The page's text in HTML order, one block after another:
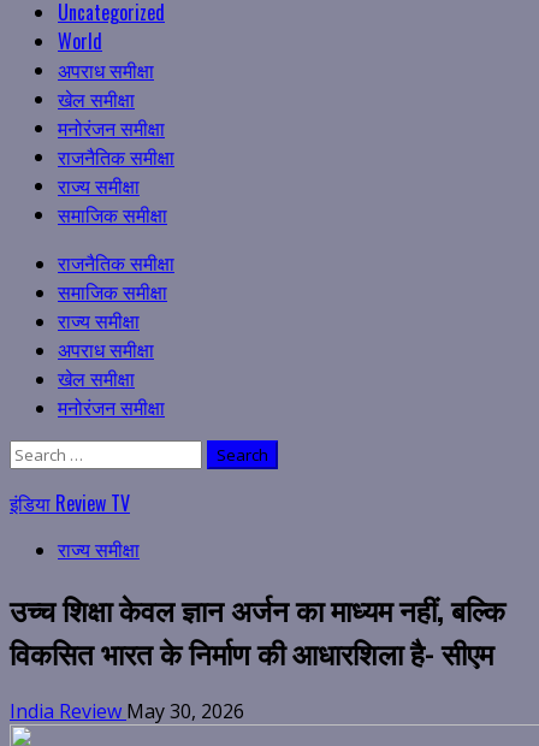
Uncategorized
World
अपराध समीक्षा
खेल समीक्षा
मनोरंजन समीक्षा
राजनैतिक समीक्षा
राज्य समीक्षा
समाजिक समीक्षा
Primary
Menu
राजनैतिक समीक्षा
समाजिक समीक्षा
राज्य समीक्षा
अपराध समीक्षा
खेल समीक्षा
मनोरंजन समीक्षा
Search
इंडिया Review TV
राज्य समीक्षा
उच्च शिक्षा केवल ज्ञान अर्जन का माध्यम नहीं, बल्कि
विकसित भारत के निर्माण की आधारशिला है- सीएम
India Review May 30, 2026